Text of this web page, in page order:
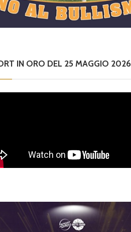
IN ORO DEL 25 MAGGIO 2026